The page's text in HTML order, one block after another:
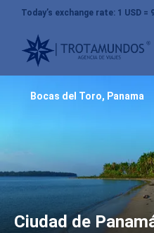
Today’s exchange rate: 1 USD =
Ciudad de
Bocas del Toro, Panama